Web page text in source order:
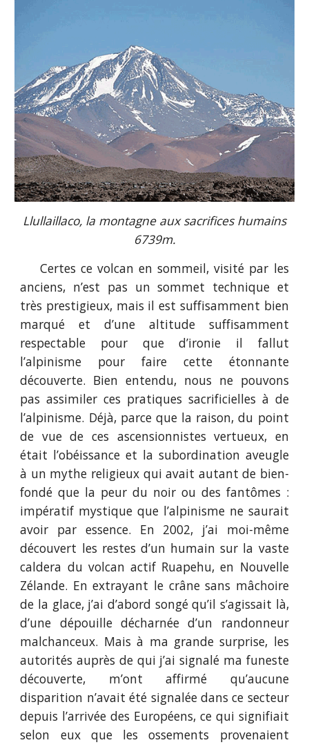
Llullaillaco, la montagne aux sacrifices humains
6739m.
Certes ce volcan en sommeil, visité par les
anciens, n’est pas un sommet technique et
très prestigieux, mais il est suffisamment bien
marqué et d’une altitude suffisamment
respectable pour que d’ironie il fallut
l’alpinisme pour faire cette étonnante
découverte. Bien entendu, nous ne pouvons
pas assimiler ces pratiques sacrificielles à de
l’alpinisme. Déjà, parce que la raison, du point
de vue de ces ascensionnistes vertueux, en
était l’obéissance et la subordination aveugle
à un mythe religieux qui avait autant de bien-
fondé que la peur du noir ou des fantômes :
impératif mystique que l’alpinisme ne saurait
avoir par essence. En 2002, j’ai moi-même
découvert les restes d’un humain sur la vaste
caldera du volcan actif Ruapehu, en Nouvelle
Zélande. En extrayant le crâne sans mâchoire
de la glace, j’ai d’abord songé qu’il s’agissait là,
d’une dépouille décharnée d’un randonneur
malchanceux. Mais à ma grande surprise, les
autorités auprès de qui j’ai signalé ma funeste
découverte, m’ont affirmé qu’aucune
disparition n’avait été signalée dans ce secteur
depuis l’arrivée des Européens, ce qui signifiait
selon eux que les ossements provenaient